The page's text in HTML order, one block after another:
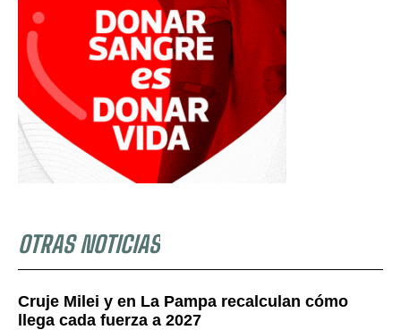
OTRAS NOTICIAS
Cruje Milei y en La Pampa recalculan cómo
llega cada fuerza a 2027